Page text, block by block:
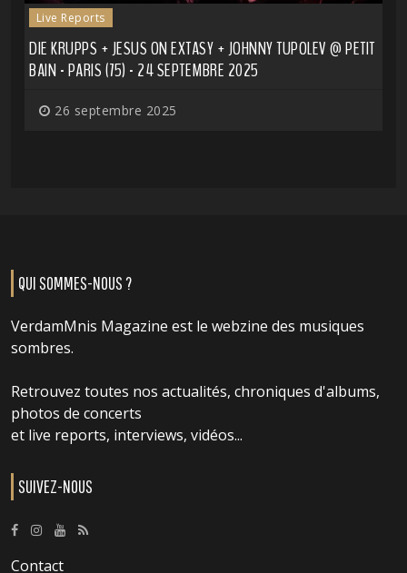
Live Reports
DIE KRUPPS + JESUS ON EXTASY + JOHNNY TUPOLEV @ PETIT
BAIN - PARIS (75) - 24 SEPTEMBRE 2025
26 septembre 2025
QUI SOMMES-NOUS ?
VerdamMnis Magazine est le webzine des musiques
sombres.
Retrouvez toutes nos actualités, chroniques d'albums,
photos de concerts
et live reports, interviews, vidéos...
SUIVEZ-NOUS
Contact